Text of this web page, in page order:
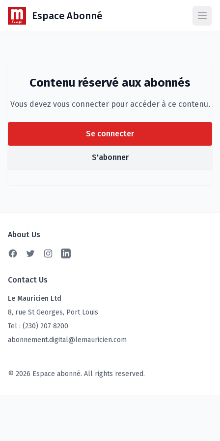
Espace Abonné
Contenu réservé aux abonnés
Vous devez vous connecter pour accéder à ce contenu.
Se connecter
S'abonner
About Us
FacebookTwitterInstagramLinkedin
Contact Us
Le Mauricien Ltd
8, rue St Georges, Port Louis
Tel : (230) 207 8200
abonnement.digital@lemauricien.com
© 2026 Espace abonné. All rights reserved.